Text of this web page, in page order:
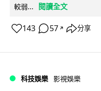
較弱...
閱讀全文
143 57 ↗ 分享
科技娛樂 影視娛樂